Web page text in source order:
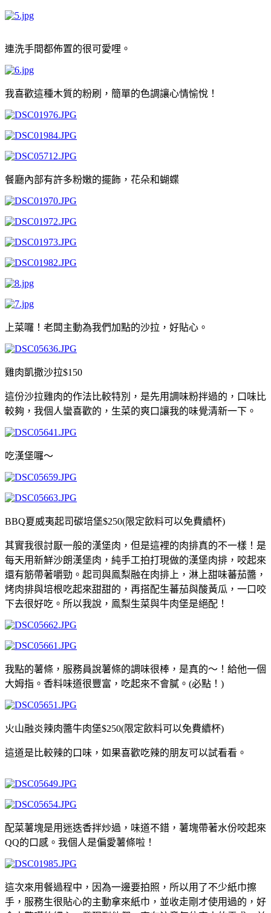
連洗手間都佈置的很可愛哩。
我喜歡這種木質的粉刷，簡單的色調讓心情愉悅！
餐廳內部有許多粉嫩的擺飾，花朵和蝴蝶
上菜囉！老闆主動為我們加點的沙拉，好貼心。
雞肉凱撒沙拉$150
這份沙拉雞肉的作法比較特別，是先用調味粉拌過的，口味比
較夠，我個人蠻喜歡的，生菜的爽口讓我的味覺清新一下。
吃漢堡囉～
BBQ夏威夷起司碳培堡$250(限定飲料可以免費續杯)
其實我很討厭一般的漢堡肉，但是這裡的肉排真的不一樣！是
每天用新鮮沙朗漢堡肉，純手工拍打現做的漢堡肉排，咬起來
還有筋帶著嚼勁。起司與鳯梨融在肉排上，淋上甜味蕃茄醬，
烤肉排與培根吃起來甜甜的，再搭配生蕃茄與酸黃瓜，一口咬
下去很好吃。所以我說，鳯梨生菜與牛肉堡是絕配！
我點的薯條，服務員說薯條的調味很棒，是真的～！給他一個
大姆指。香料味道很豐富，吃起來不會膩。 (必點！ )
火山融炎辣肉醬牛肉堡$250(限定飲料可以免費續杯)
這道是比較辣的口味，如果喜歡吃辣的朋友可以試看看。
配菜薯塊是用迷迭香拌炒過，味道不錯，薯塊帶著水份咬起來
QQ的口感。我個人是偏愛薯條啦！
這次來用餐過程中，因為一邊要拍照，所以用了不少紙巾擦
手，服務生很貼心的主動拿來紙巾，並收走剛才使用過的，好